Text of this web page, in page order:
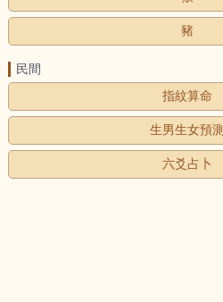
豬
民間
指紋算命
生男生女預測
六爻占卜